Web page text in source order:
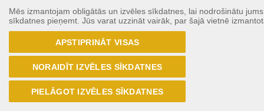
Mēs izmantojam obligātās un izvēles sīkdatnes, lai nodrošinātu
sīkdatnes pieņemt. Jūs varat uzzināt vairāk, par šajā vietnē
APSTIPRINĀT VISAS
NORAIDĪT IZVĒLES SĪKDATNES
PIELĀGOT IZVĒLES SĪKDATNES